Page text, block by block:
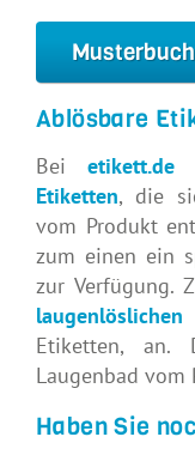
Ablösbare
Bei etikett.de
Etiketten, die
vom Produkt
zum einen ein
zur Verfügung.
Etiketten, an.
Laugenbad vom
Haben Sie